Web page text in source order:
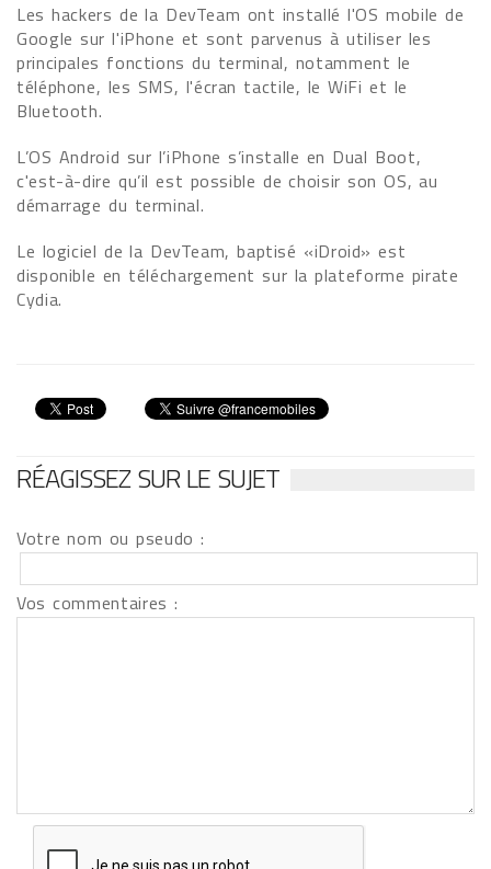
Les hackers de la DevTeam ont installé l'OS mobile de
Google sur l'iPhone et sont parvenus à utiliser les
principales fonctions du terminal, notamment le
téléphone, les SMS, l'écran tactile, le WiFi et le
Bluetooth.
L’OS Android sur l’iPhone s’installe en Dual Boot,
c'est-à-dire qu’il est possible de choisir son OS, au
démarrage du terminal.
Le logiciel de la DevTeam, baptisé «iDroid» est
disponible en téléchargement sur la plateforme pirate
Cydia.
RÉAGISSEZ SUR LE SUJET
Votre nom ou pseudo :
Vos commentaires :